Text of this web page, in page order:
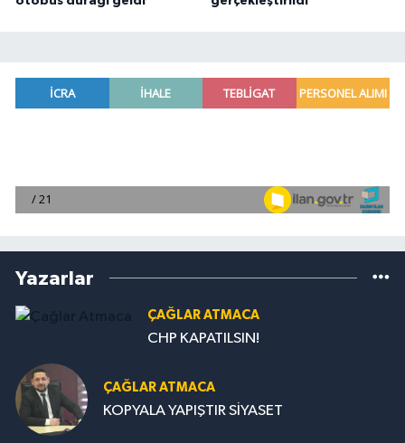
Yazarlar
ÇAĞLAR ATMACA
CHP KAPATILSIN!
ÇAĞLAR ATMACA
KOPYALA YAPIŞTIR SİYASET